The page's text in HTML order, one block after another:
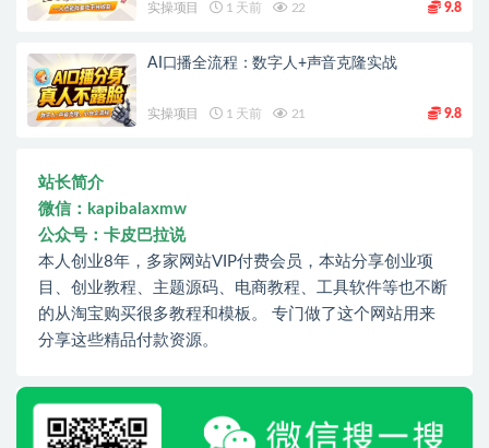
实操项目 1 天前 22 9.8
AI口播全流程：数字人+声音克隆实战
实操项目 1 天前 21 9.8
站长简介
微信：kapibalaxmw
公众号：卡皮巴拉说
本人创业8年，多家网站VIP付费会员，本站分享创业项
目、创业教程、主题源码、电商教程、工具软件等也不断
的从淘宝购买很多教程和模板。 专门做了这个网站用来
分享这些精品付款资源。